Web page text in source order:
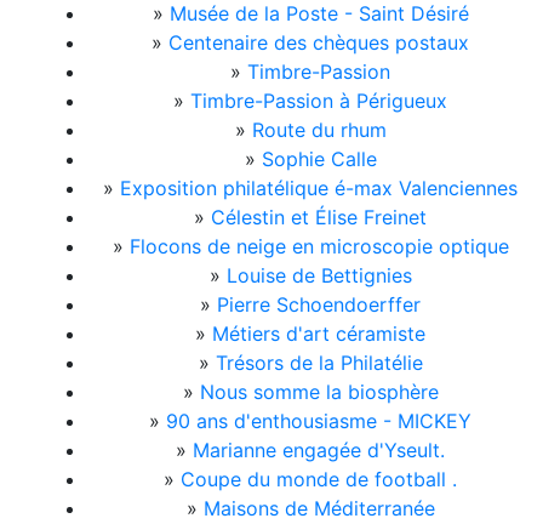
» Musée de la Poste - Saint Désiré
» Centenaire des chèques postaux
» Timbre-Passion
» Timbre-Passion à Périgueux
» Route du rhum
» Sophie Calle
» Exposition philatélique é-max Valenciennes
» Célestin et Élise Freinet
» Flocons de neige en microscopie optique
» Louise de Bettignies
» Pierre Schoendoerffer
» Métiers d'art céramiste
» Trésors de la Philatélie
» Nous somme la biosphère
» 90 ans d'enthousiasme - MICKEY
» Marianne engagée d'Yseult.
» Coupe du monde de football .
» Maisons de Méditerranée